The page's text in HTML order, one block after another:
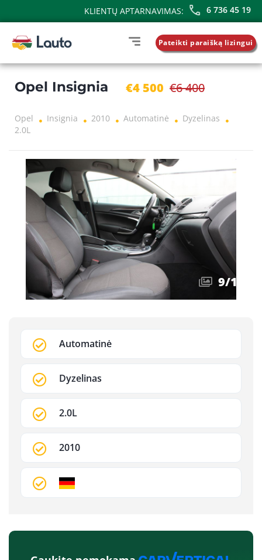
KLIENTŲ APTARNAVIMAS: 6 736 45 19
Pateikti paraišką lizingui
Opel Insignia €4 500 €6 400
Opel Insignia 2010 Automatinė
Dyzelinas
2.0L
10/11
Automatinė
Dyzelinas
2.0L
2010